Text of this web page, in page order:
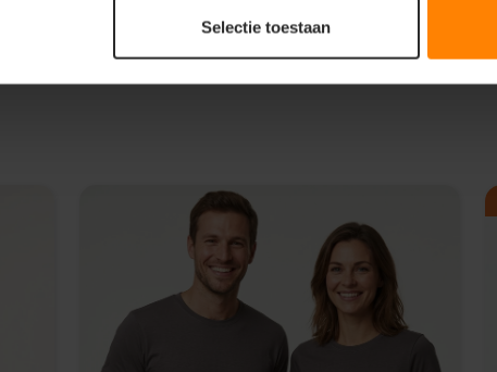
Selectie toestaan